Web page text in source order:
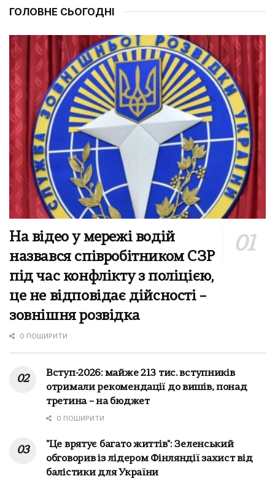
ГОЛОВНЕ СЬОГОДНІ
На відео у мережі водій
назвався співробітником СЗР
під час конфлікту з поліцією,
це не відповідає дійсності –
зовнішня розвідка
0 ПОШИРИТИ
Вступ-2026: майже 213 тис. вступників
отримали рекомендації до вишів, понад
третина – на бюджет
0 ПОШИРИТИ
"Це врятує багато життів": Зеленський
обговорив із лідером Фінляндії захист від
балістики для України